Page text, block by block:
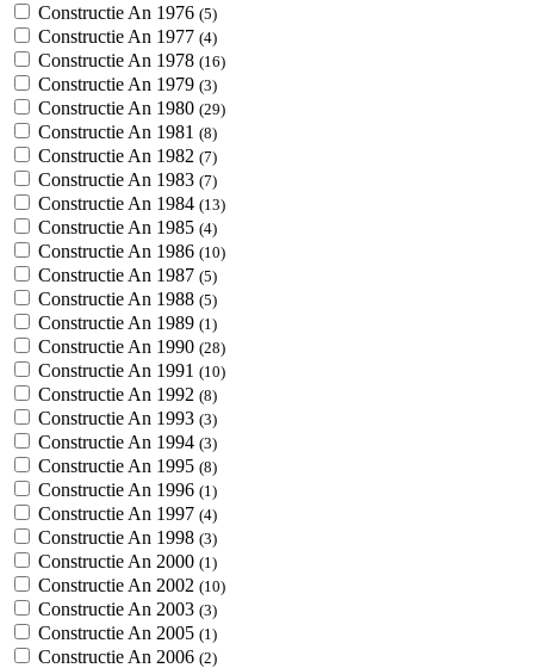
Constructie An 1976 (5)
Constructie An 1977 (4)
Constructie An 1978 (16)
Constructie An 1979 (3)
Constructie An 1980 (29)
Constructie An 1981 (8)
Constructie An 1982 (7)
Constructie An 1983 (7)
Constructie An 1984 (13)
Constructie An 1985 (4)
Constructie An 1986 (10)
Constructie An 1987 (5)
Constructie An 1988 (5)
Constructie An 1989 (1)
Constructie An 1990 (28)
Constructie An 1991 (10)
Constructie An 1992 (8)
Constructie An 1993 (3)
Constructie An 1994 (3)
Constructie An 1995 (8)
Constructie An 1996 (1)
Constructie An 1997 (4)
Constructie An 1998 (3)
Constructie An 2000 (1)
Constructie An 2002 (10)
Constructie An 2003 (3)
Constructie An 2005 (1)
Constructie An 2006 (2)